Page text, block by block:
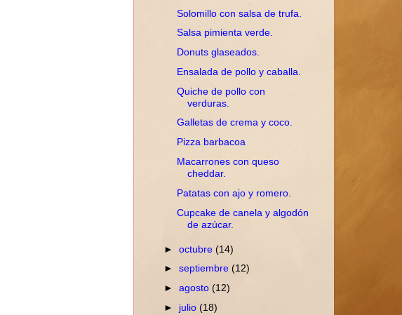
Solomillo con salsa de trufa.
Salsa pimienta verde.
Donuts glaseados.
Ensalada de pollo y caballa.
Quiche de pollo con
verduras.
Galletas de crema y coco.
Pizza barbacoa
Macarrones con queso
cheddar.
Patatas con ajo y romero.
Cupcake de canela y algodón
de azúcar.
►octubre(14)
►septiembre(12)
►agosto(12)
► julio(18)